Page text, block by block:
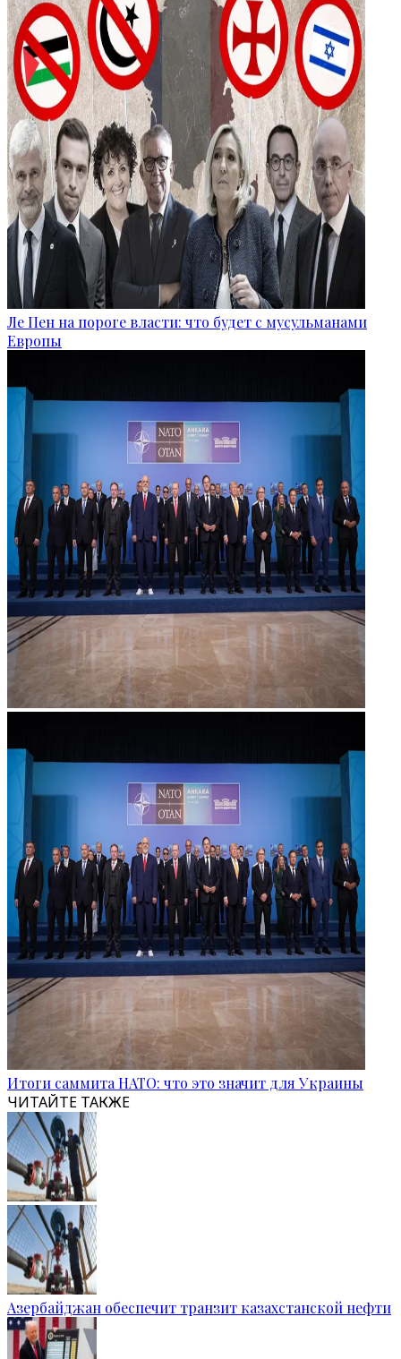
Ле Пен на пороге власти: что будет с мусульманами
Европы
Итоги саммита НАТО: что это значит для Украины
ЧИТАЙТЕ ТАКЖЕ
Азербайджан обеспечит транзит казахстанской нефти